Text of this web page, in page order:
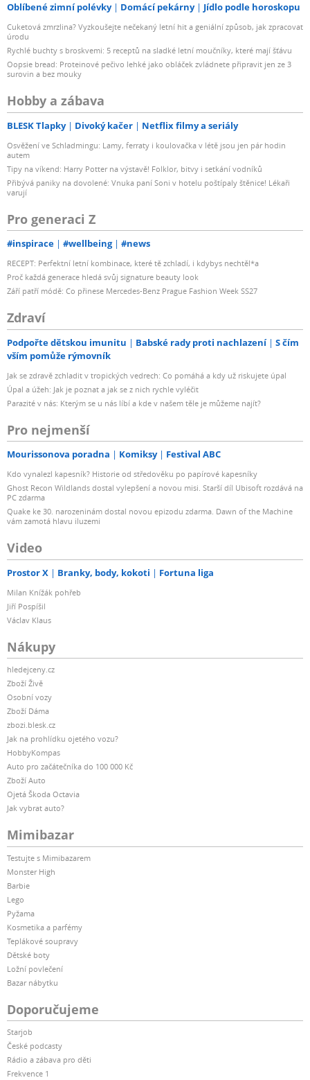
Oblíbené zimní polévky Domácí pekárny Jídlo podle horoskopu
Cuketová zmrzlina? Vyzkoušejte nečekaný letní hit a geniální způsob, jak zpracovat
úrodu
Rychlé buchty s broskvemi: 5 receptů na sladké letní moučníky, které mají šťávu
Oopsie bread: Proteinové pečivo lehké jako obláček zvládnete připravit jen ze 3
surovin a bez mouky
Hobby a zábava
BLESK Tlapky Divoký kačer Netflix filmy a seriály
Osvěžení ve Schladmingu: Lamy, ferraty i koulovačka v létě jsou jen pár hodin
autem
Tipy na víkend: Harry Potter na výstavě! Folklor, bitvy i setkání vodníků
Přibývá paniky na dovolené: Vnuka paní Soni v hotelu poštípaly štěnice! Lékaři
varují
Pro generaci Z
#inspirace #wellbeing #news
RECEPT: Perfektní letní kombinace, které tě zchladí, i kdybys nechtěl*a
Proč každá generace hledá svůj signature beauty look
Září patří módě: Co přinese Mercedes-Benz Prague Fashion Week SS27
Zdraví
Podpořte dětskou imunitu Babské rady proti nachlazení
S čím
vším pomůže rýmovník
Jak se zdravě zchladit v tropických vedrech: Co pomáhá a kdy už riskujete úpal
Úpal a úžeh: Jak je poznat a jak se z nich rychle vyléčit
Parazité v nás: Kterým se u nás líbí a kde v našem těle je můžeme najít?
Pro nejmenší
Mourissonova poradna Komiksy Festival ABC
Kdo vynalezl kapesník? Historie od středověku po papírové kapesníky
Ghost Recon Wildlands dostal vylepšení a novou misi. Starší díl Ubisoft rozdává na
PC zdarma
Quake ke 30. narozeninám dostal novou epizodu zdarma. Dawn of the Machine
vám zamotá hlavu iluzemi
Video
Prostor X Branky, body, kokoti Fortuna liga
Milan Knížák pohřeb
Jiří Pospíšil
Václav Klaus
Nákupy
hledejceny.cz
Zboží Živě
Osobní vozy
Zboží Dáma
zbozi.blesk.cz
Jak na prohlídku ojetého vozu?
HobbyKompas
Auto pro začátečníka do 100 000 Kč
Zboží Auto
Ojetá Škoda Octavia
Jak vybrat auto?
Mimibazar
Testujte s Mimibazarem
Monster High
Barbie
Lego
Pyžama
Kosmetika a parfémy
Teplákové soupravy
Dětské boty
Ložní povlečení
Bazar nábytku
Doporučujeme
Starjob
České podcasty
Rádio a zábava pro děti
Frekvence 1